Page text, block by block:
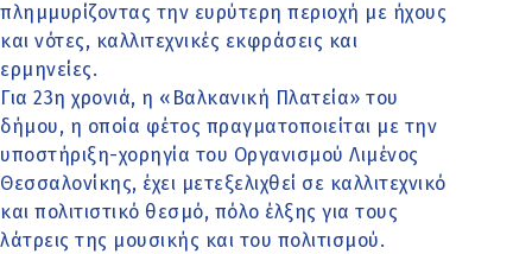
πλημμυρίζοντας την ευρύτερη περιοχή με ήχους
και νότες, καλλιτεχνικές εκφράσεις και
ερμηνείες.
Για 23η χρονιά, η «Βαλκανική Πλατεία» του
δήμου, η οποία φέτος πραγματοποιείται με την
υποστήριξη-χορηγία του Οργανισμού Λιμένος
Θεσσαλονίκης, έχει μετεξελιχθεί σε καλλιτεχνικό
και πολιτιστικό θεσμό, πόλο έλξης για τους
λάτρεις της μουσικής και του πολιτισμού.